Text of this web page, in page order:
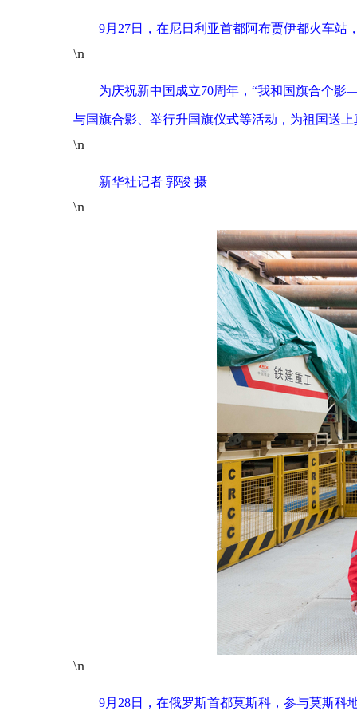
9月27日，在尼日利亚首都阿布贾伊都火车站
\n
为庆祝新中国成立70周年，“我和国旗合个
与国旗合影、举行升国旗仪式等活动，为祖国送
\n
新华社记者 郭骏 摄
\n
\n
9月28日，在俄罗斯首都莫斯科，参与莫斯